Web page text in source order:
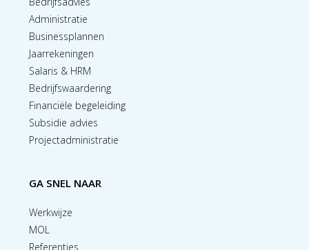
Administratie
Businessplannen
Jaarrekeningen
Salaris & HRM
Bedrijfswaardering
Financiële begeleiding
Subsidie advies
Projectadministratie
GA SNEL NAAR
Werkwijze
MOL
Referenties